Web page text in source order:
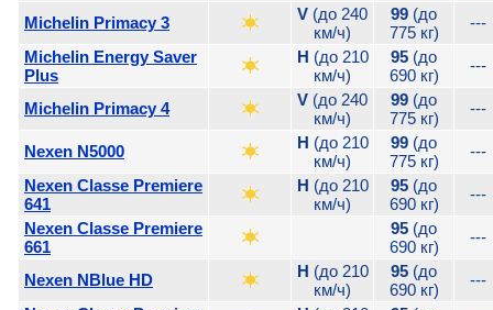
Michelin Primacy 3 V (до 240
км/ч)
99 (до
775 кг)
---
Michelin Energy Saver
Plus
H (до 210
км/ч)
95 (до
690 кг)
---
Michelin Primacy 4 V (до 240
км/ч)
99 (до
775 кг)
---
Nexen N5000 H (до 210
км/ч)
99 (до
775 кг)
---
Nexen Classe Premiere
641
H (до 210
км/ч)
95 (до
690 кг)
---
Nexen Classe Premiere
661
95 (до
690 кг)
---
Nexen NBlue HD H (до 210
км/ч)
95 (до
690 кг)
---